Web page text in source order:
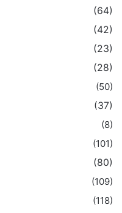
(64)
(42)
(23)
(28)
(50)
(37)
(8)
(101)
(80)
(109)
(118)